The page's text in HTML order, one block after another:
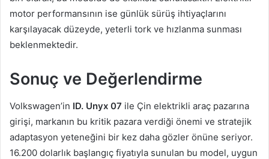
motor performansının ise günlük sürüş ihtiyaçlarını
karşılayacak düzeyde, yeterli tork ve hızlanma sunması
beklenmektedir.
Sonuç ve Değerlendirme
Volkswagen’in ID. Unyx 07 ile Çin elektrikli araç pazarına
girişi, markanın bu kritik pazara verdiği önemi ve stratejik
adaptasyon yeteneğini bir kez daha gözler önüne seriyor.
16.200 dolarlık başlangıç fiyatıyla sunulan bu model, uygun